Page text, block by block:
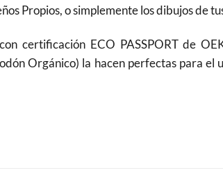
Propios, o simplemente los dibujos de
certificación ECO PASSPORT de
Orgánico) la hacen perfectas para el